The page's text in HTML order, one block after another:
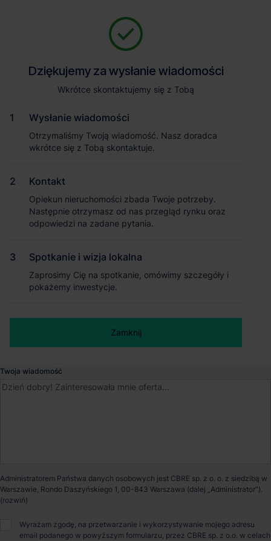
Magazyn ILD Niepruszewo BTS
Powierzchnia parku
Dziękujemy za wysłanie wiadomości
Wkrótce skontaktujemy się z Tobą
Wysłanie wiadomości
Otrzymaliśmy Twoją wiadomość. Nasz doradca
wkrótce się z Tobą skontaktuje.
Kontakt
Opiekun nieruchomości zbada Twoje potrzeby.
Następnie otrzymasz od nas przegląd rynku oraz
odpowiedzi na zadane pytania.
Spotkanie i wizja lokalna
Zaprosimy Cię na spotkanie, omówimy szczegóły i
pokażemy inwestycje.
Zamknij
Jesteśmy tu, żeby Ci pomóc. Niezależnie od tego, na jakim etapie
pomożemy Ci wybrać najlepszą ofertę. Napisz do nas!
Imię i nazwisko
Nazwa firmy
Email służbowy
Twoja wiadomość
Administratorem Państwa danych osobowych jest CBRE sp. z o. o. z siedzibą w
Warszawie, Rondo Daszyńskiego 1, 00-843 Warszawa (dalej „Administrator”).
Wyrażam zgodę, na przetwarzanie i wykorzystywanie mojego adresu
email podanego w powyższym formularzu, przez CBRE sp. z o.o. w celach
Dziękujemy za wysłanie wiadomości
Wkrótce skontaktujemy się z Tobą
Wysłanie wiadomości
Otrzymaliśmy Twoją wiadomość. Nasz doradca
wkrótce się z Tobą skontaktuje.
Kontakt
Opiekun nieruchomości zbada Twoje potrzeby.
Następnie otrzymasz od nas przegląd rynku oraz
odpowiedzi na zadane pytania.
Spotkanie i wizja lokalna
Zaprosimy Cię na spotkanie, omówimy szczegóły i
pokażemy inwestycje.
Zamknij